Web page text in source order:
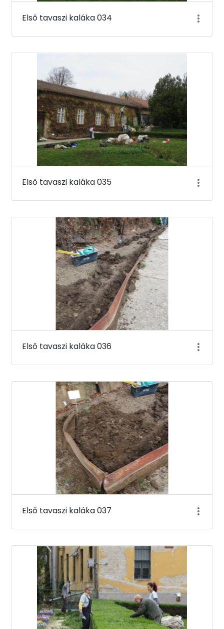
Első tavaszi kaláka 034
Első tavaszi kaláka 035
Első tavaszi kaláka 036
Első tavaszi kaláka 037